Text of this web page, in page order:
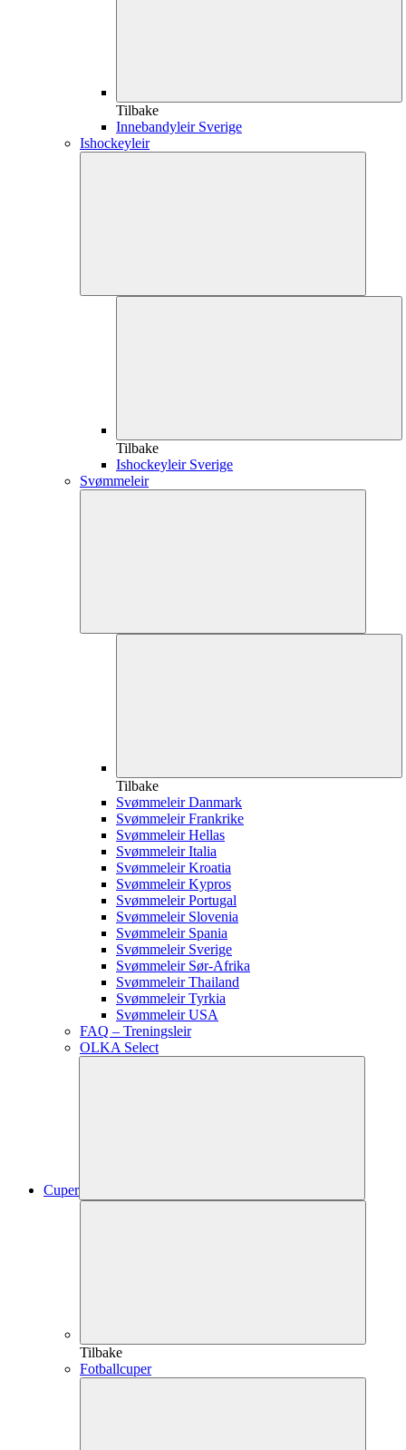
Tilbake
Innebandyleir Sverige
Ishockeyleir
Tilbake
Ishockeyleir Sverige
Svømmeleir
Tilbake
Svømmeleir Danmark
Svømmeleir Frankrike
Svømmeleir Hellas
Svømmeleir Italia
Svømmeleir Kroatia
Svømmeleir Kypros
Svømmeleir Portugal
Svømmeleir Slovenia
Svømmeleir Spania
Svømmeleir Sverige
Svømmeleir Sør-Afrika
Svømmeleir Thailand
Svømmeleir Tyrkia
Svømmeleir USA
FAQ – Treningsleir
OLKA Select
Cuper
Tilbake
Fotballcuper